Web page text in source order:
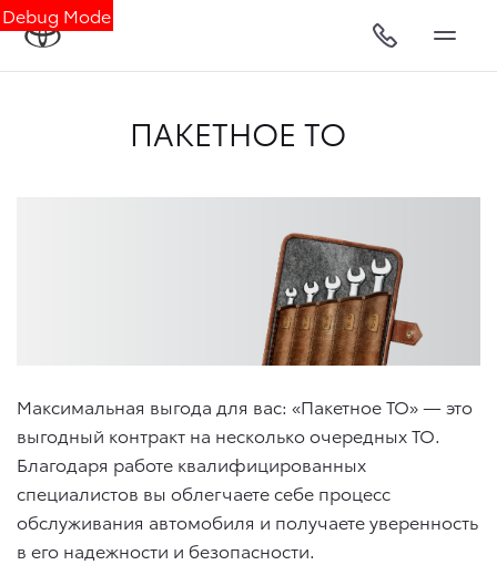
Debug Mode
ПАКЕТНОЕ ТО
Максимальная выгода для вас: «Пакетное ТО» — это
выгодный контракт на несколько очередных ТО.
Благодаря работе квалифицированных
специалистов вы облегчаете себе процесс
обслуживания автомобиля и получаете уверенность
в его надежности и безопасности.